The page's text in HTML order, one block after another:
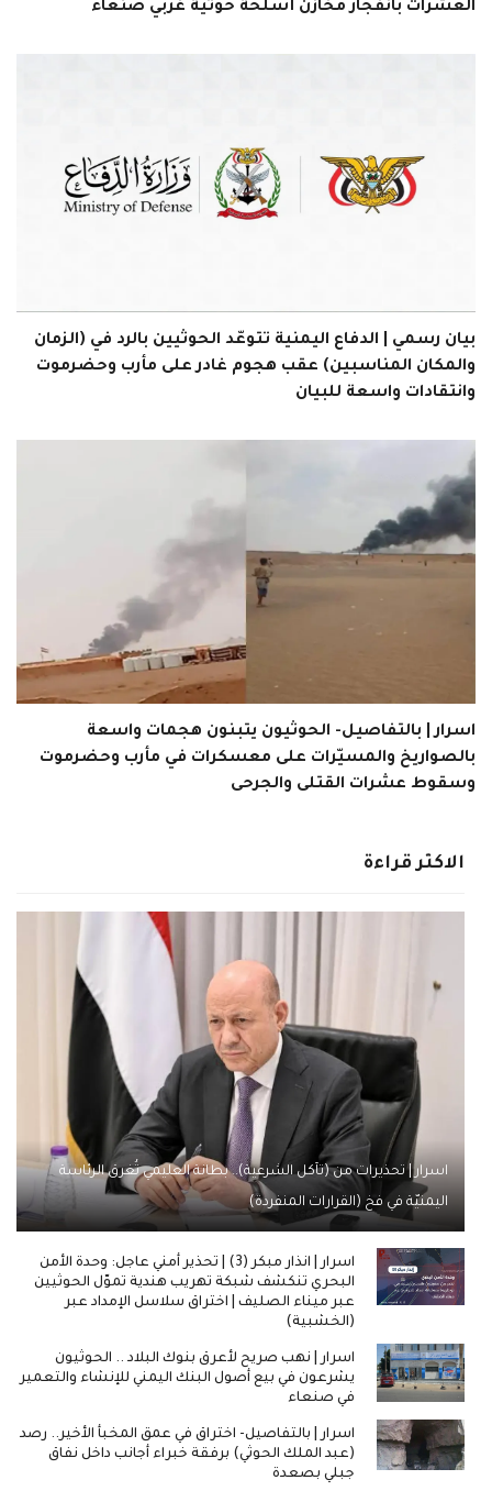
العشرات بانفجار مخازن أسلحة حوثية غربي صنعاء
بيان رسمي | الدفاع اليمنية تتوعّد الحوثيين بالرد في (الزمان
والمكان المناسبين) عقب هجوم غادر على مأرب وحضرموت
وانتقادات واسعة للبيان
اسرار | بالتفاصيل- الحوثيون يتبنون هجمات واسعة
بالصواريخ والمسيّرات على معسكرات في مأرب وحضرموت
وسقوط عشرات القتلى والجرحى
الاكثر قراءة
اسرار | تحذيرات من (تآكل الشرعية).. بطانة العليمي تُغرق الرئاسة
اليمنيّة في فخ (القرارات المنفردة)
اسرار | انذار مبكر (3) | تحذير أمني عاجل: وحدة الأمن
البحري تنكشف شبكة تهريب هندية تموّل الحوثيين
عبر ميناء الصليف | اختراق سلاسل الإمداد عبر
(الخشبية)
اسرار | نهب صريح لأعرق بنوك البلاد .. الحوثيون
يشرعون في بيع أصول البنك اليمني للإنشاء والتعمير
في صنعاء
اسرار | بالتفاصيل- اختراق في عمق المخبأ الأخير.. رصد
(عبد الملك الحوثي) برفقة خبراء أجانب داخل نفاق
جبلي بصعدة